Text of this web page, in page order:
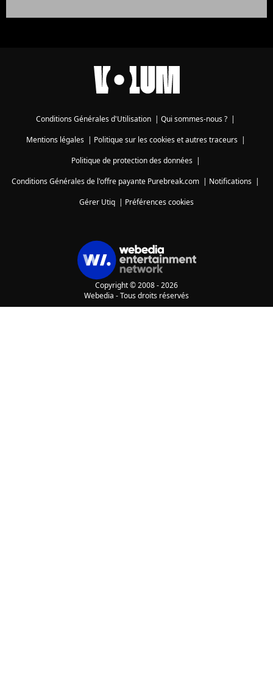
Conditions Générales d'Utilisation | Qui sommes-nous ? |
Mentions légales| Politique sur les cookies et autres traceurs|
Politique de protection des données|
Conditions Générales de l'offre payante Purebreak.com | Notifications |
Gérer Utiq | Préférences cookies
Copyright © 2008 - 2026
Webedia - Tous droits réservés